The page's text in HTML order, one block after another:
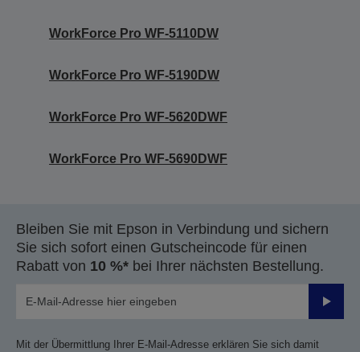
WorkForce Pro WF-5110DW
WorkForce Pro WF-5190DW
WorkForce Pro WF-5620DWF
WorkForce Pro WF-5690DWF
Bleiben Sie mit Epson in Verbindung und sichern
Sie sich sofort einen Gutscheincode für einen
Rabatt von 10 %* bei Ihrer nächsten Bestellung.
Mit der Übermittlung Ihrer E-Mail-Adresse erklären Sie sich damit